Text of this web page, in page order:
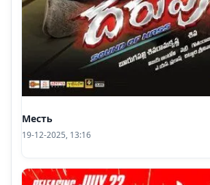
Месть
19-12-2025, 13:16